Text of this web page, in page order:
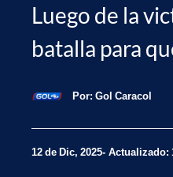
Luego de la
batalla para
Por: Gol Caracol
12 de Dic, 2025 Actualizado: